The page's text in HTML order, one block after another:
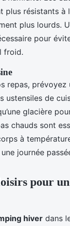
plus résistants à
plus lourds.
pour
froid.
repas, prévoyez
ustensiles de
glacière
chauds sont
à
journée
pour
hiver dans